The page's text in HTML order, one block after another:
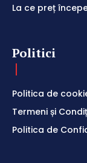
La ce preț
Politici
Politica de
Termeni și
Politica de